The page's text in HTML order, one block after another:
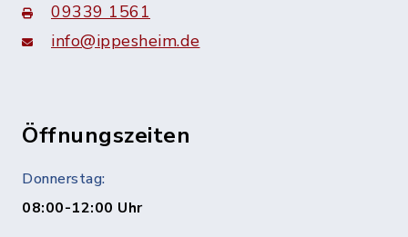
09339 1561
info@ippesheim.de
Öffnungszeiten
Donnerstag:
08:00-12:00 Uhr